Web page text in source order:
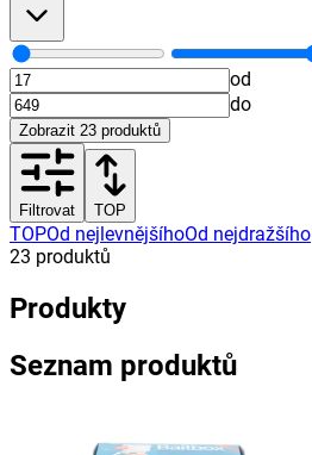
od
do
Zobrazit 23 produktů
Filtrovat TOP
TOPOd nejlevnějšíhoOd nejdražšího
23 produktů
Produkty
Seznam produktů